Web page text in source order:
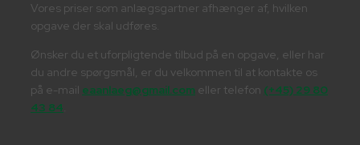
Vores priser som anlægsgartner afhænger af, hvilken
opgave der skal udføres.
Ønsker du et uforpligtende tilbud på en opgave, eller har
du andre spørgsmål, er du velkommen til at kontakte os
på e-mail eaanlaeg@gmail.com eller telefon (+45) 29 80
43 84